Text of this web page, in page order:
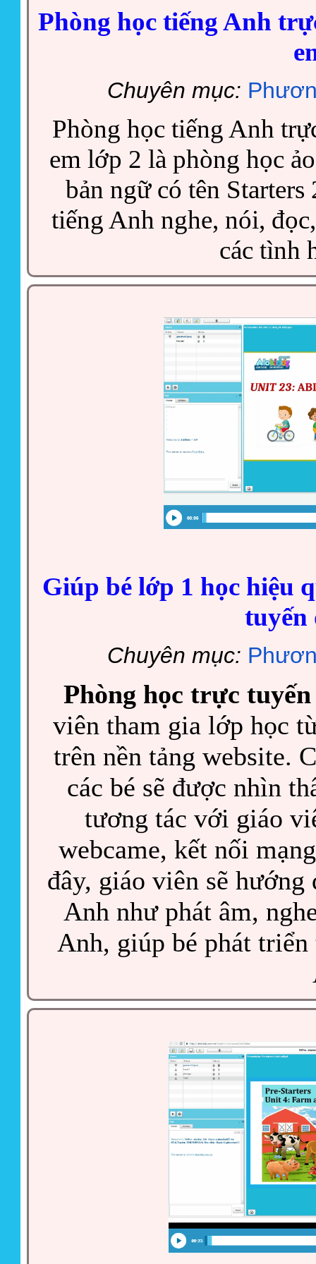
Phòng học tiếng Anh
Chuyên mục:
Phòng học tiếng Anh
em lớp 2 là phòng học
bản ngữ có tên
tiếng Anh nghe, nói,
các tình
Giúp bé lớp 1 học hiệu
tuyến
Chuyên mục:
Phòng học trực tuyến
viên tham gia lớp học
trên nền tảng website.
các bé sẽ được nhìn
tương tác với giáo
webcame, kết nối
đây, giáo viên sẽ hướng
Anh như phát âm,
Anh, giúp bé phát